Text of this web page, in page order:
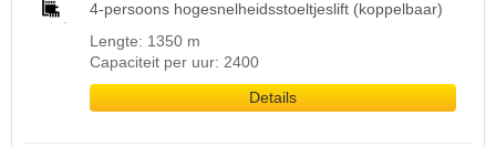
4-persoons hogesnelheidsstoeltjeslift (koppelbaar)
Lengte: 1350 m
Capaciteit per uur: 2400
Details